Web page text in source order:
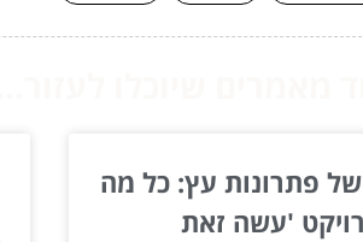
של פתרונות עץ: כל מה
'עשה זאת